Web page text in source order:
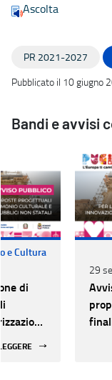
Ascolta
PR 2021-2027
Pubblicato il 10 giugno
Bandi e avvisi
e Cultura
di
29